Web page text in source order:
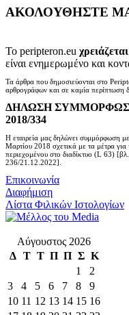
ΑΚΟΛΟΥΘΗΣΤΕ
Το peripteron.eu
είναι ενημερωμένο και
Τα άρθρα που δημοσιεύονται στο
αρθρογράφων και σε καμία περίπτωση
ΔΗΛΩΣΗ
2018/334
Η εταιρεία μας δηλώνει συμμόρφωση
Μαρτίου 2018 σχετικά με τα μέτρα
περιεχομένου στο διαδίκτυο (L 63)
236/21.12.2022].
Επικοινωνία
Διαφήμιση
Λίστα Φιλικών Ιστολογίων
Αύγουστος 2026
Δ Τ Τ Π Π Σ Κ
1
2
3
4 5 6 7 8
9
10 11 12 13 14 15 16